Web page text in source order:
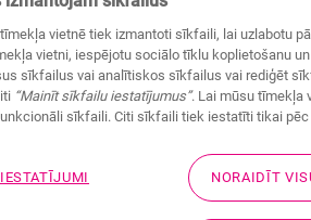
vietnē tiek izmantoti sīkfaili, lai uzlabotu
vietni, iespējotu sociālo tīklu koplietošanu
sīkfailus vai analītiskos sīkfailus vai rediģēt
“Mainīt sīkfailu iestatījumus”. Lai mūsu tīmekļa
sīkfaili. Citi sīkfaili tiek iestatīti tikai pēc
NORAIDĪT